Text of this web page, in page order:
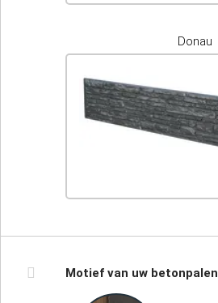
Donau
Motief van uw betonpalen